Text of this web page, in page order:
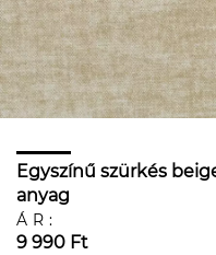
Egyszínű szürkés
anyag
ÁR:
9 990 Ft